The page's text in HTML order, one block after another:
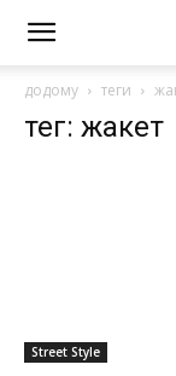
додому теги
тег: жакет
Street Style